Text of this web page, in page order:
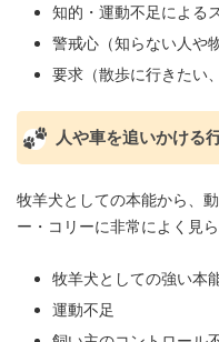
知的・運動不足による
警戒心（知らない人や
要求（散歩に行きたい
人や車を追いかける
牧羊犬としての本能から、
ー・コリーに非常によく見ら
牧羊犬としての強い本
運動不足